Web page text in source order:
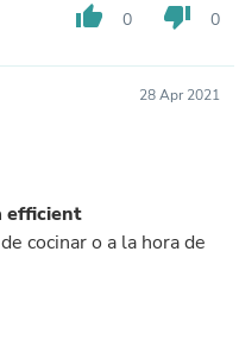
thumb_up 0 thumb_down 0
28 Apr 2021
efficient
cocinar o a la hora de